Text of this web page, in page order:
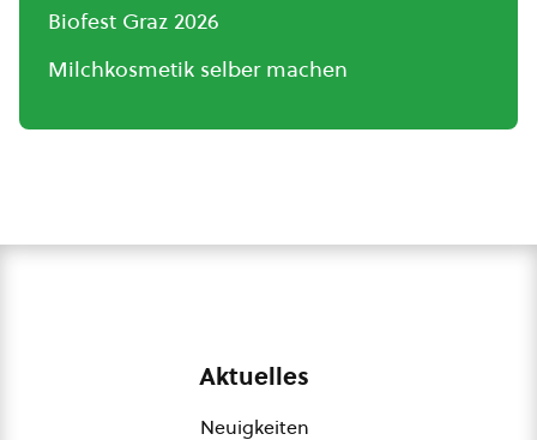
Biofest Graz 2026
Milchkosmetik selber machen
Aktuelles
Neuigkeiten